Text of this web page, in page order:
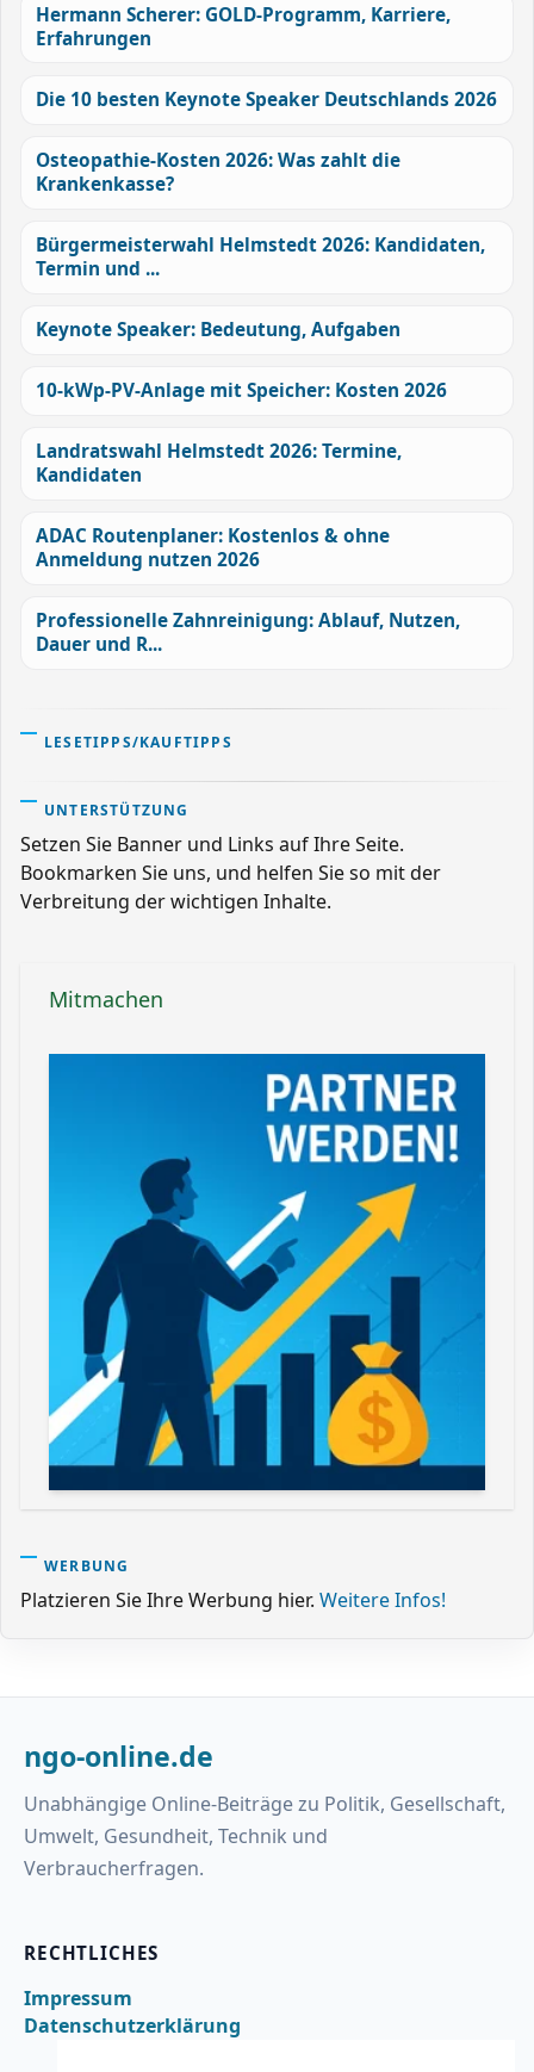
Hermann Scherer: GOLD-Programm, Karriere,
Erfahrungen
Die 10 besten Keynote Speaker Deutschlands 2026
Osteopathie-Kosten 2026: Was zahlt die
Krankenkasse?
Bürgermeisterwahl Helmstedt 2026: Kandidaten,
Termin und ...
Keynote Speaker: Bedeutung, Aufgaben
10-kWp-PV-Anlage mit Speicher: Kosten 2026
Landratswahl Helmstedt 2026: Termine,
Kandidaten
ADAC Routenplaner: Kostenlos & ohne
Anmeldung nutzen 2026
Professionelle Zahnreinigung: Ablauf, Nutzen,
Dauer und R...
LESETIPPS/KAUFTIPPS
UNTERSTÜTZUNG
Setzen Sie Banner und Links auf Ihre Seite.
Bookmarken Sie uns, und helfen Sie so mit der
Verbreitung der wichtigen Inhalte.
Mitmachen
WERBUNG
Platzieren Sie Ihre Werbung hier. Weitere Infos!
ngo-online.de
Unabhängige Online-Beiträge zu Politik, Gesellschaft,
Umwelt, Gesundheit, Technik und
Verbraucherfragen.
RECHTLICHES
Impressum
Datenschutzerklärung